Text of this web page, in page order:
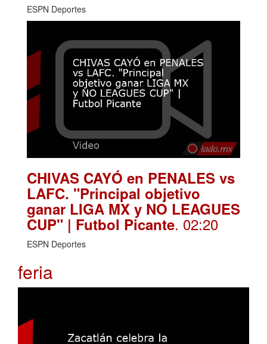
ESPN Deportes
CHIVAS CAYÓ en PENALES vs
LAFC. "Principal objetivo
ganar LIGA MX y NO LEAGUES
CUP" | Futbol Picante. 02:20
ESPN Deportes
feria